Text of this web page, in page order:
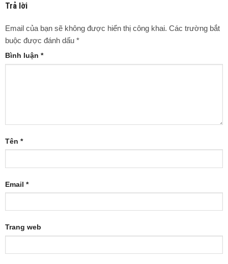
Trả lời
Email của bạn sẽ không được hiển thị công khai. Các trường bắt
buộc được đánh dấu *
Bình luận *
Tên *
Email *
Trang web